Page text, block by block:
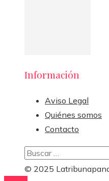
Información
Aviso Legal
Quiénes somos
Contacto
Buscar:
© 2025